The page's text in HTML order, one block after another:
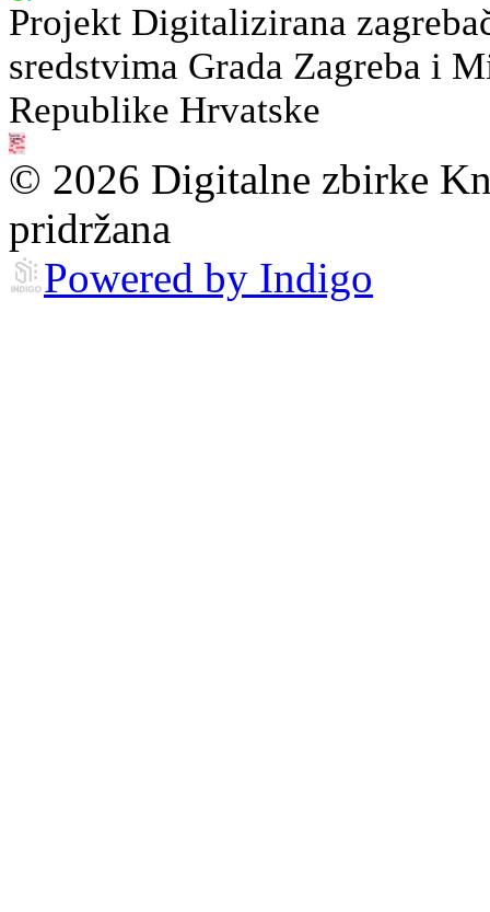
Projekt Digitalizirana
sredstvima Grada Zagreba i
Republike Hrvatske
© 2026 Digitalne zbirke
pridržana
Powered by Indigo